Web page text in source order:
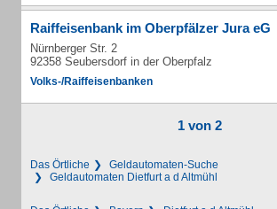
Raiffeisenbank im Oberpfälzer Jura eG
Nürnberger Str. 2
92358 Seubersdorf in der Oberpfalz
Volks-/Raiffeisenbanken
1 von 2
Das Örtliche
Geldautomaten-Suche
Geldautomaten Dietfurt a d Altmühl